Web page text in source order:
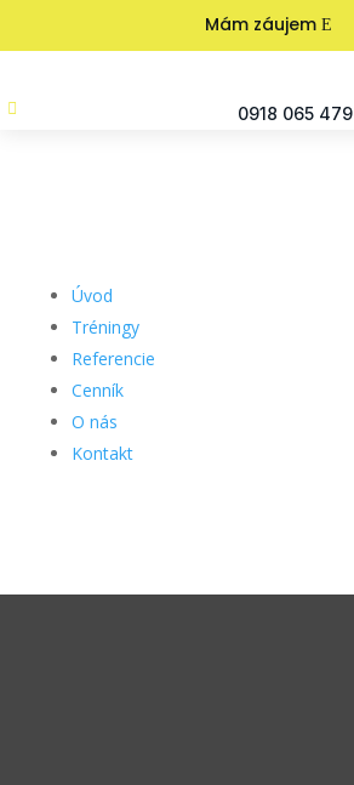
Mám záujem
 0918 065 479
Úvod
Tréningy
Referencie
Cenník
O nás
Kontakt